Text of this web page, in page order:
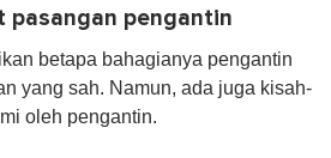
pasangan pengantin
betapa bahagianya pengantin
yang sah. Namun, ada juga kisah-
oleh pengantin.